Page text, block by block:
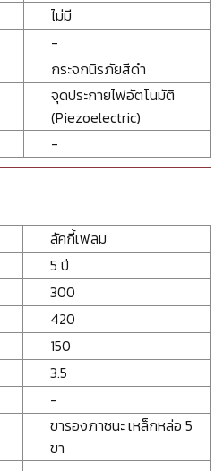
ไม่มี
-
กระจกนิรภัยสีดำ
จุดประกายไฟอัตโนมัติ
(Piezoelectric)
-
ลัคกี้เฟลม
5 ปี
300
420
150
3.5
-
ขารองภาชนะ เหล็กหล่อ 5
ขา